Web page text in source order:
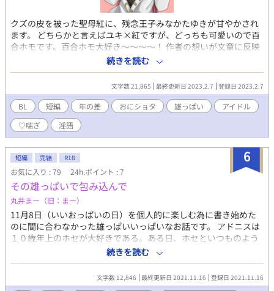
クズの皮を被った聖母紅に、残念王子みなかたゆきが甘やかされ
ます。 どちらかと言えばユキ×紅ですが、どっちも可愛いので百
合ホモです。百合ホモ大好き～～～～！ 作者の想いが文章に反映
されたせいで、授乳手コキとかバブみ全開ヨシヨシとか残念な事
しちゃってます。ついついユキちゃんには紅のおっぱい吸わせて
しまう……。きっと物凄く揉みごたえがあってむっちりドスケベ
なおっぱいなんやろなぁ……。紅の雄っぱいに吸いつき隊を作っ
て私が隊長になりますねありがとうございました……。（おっぱ
い星人の遺言） 二ページ目は、紅のおっぱいリフレをモブ相手に
やった場合の話です。だいっぶ頭が悪いです。 なんかもう書いて
る途中でモブが何言ってんのかよく分かんなくなってきました
が、楽しかったからオッケーです！ ところでDQのぱふぱふっ
てつまり何をしているんでしょうか？おっぱいに顔を埋めさせて
貰っているんでしょうか？それともやっぱりパイズリして貰って
るんでしょうか？それとも何か別のエロテクなんでしょうか？ 私
個人の感覚として、パイズリに「ぱふぱふ」っていう擬音がどう
もしっくりこないので、おっぱいに顔を埋めて幸せな気分にして
貰っているんじゃないかな～って勝手に思ってます。というわけ
で、紅にぱふぱふされたいです。 ※pixivに投稿済の作品を再録し
たものです。
続きを読む
文字数 21,865 最終更新日 2023.2.7 登録日 2023.2.7
BL 短編 年の差 おにショタ 雄っぱい
アイドル
♡喘ぎ
淫語
6
短編 完結 R18
お気に入り : 79 24h.ポイント : 7
その雄っぱいで包み込んで
丸井まー（旧：まー）
11月8日（いいおっぱいの日）を個人的に楽しむ為に書き始めた
のに間に合わなかった雄っぱいいっぱいなお話です。 アドニスは
１０歳年上のホセが大好きである。ある日、ホセといつものよう
に昼休憩を一緒に過ごしていると、話の流れで休日に会うことに
なった。 わんこ系年下イケメン（１９）✕ガチムチ男前より普通
（２９） ※ムーンライトノベルズさんでも公開しております。
「俺と隊長とアンラッキースケベの呪い」と同じ世界観です。
続きを読む
文字数 12,846 最終更新日 2021.11.16 登録日 2021.11.16